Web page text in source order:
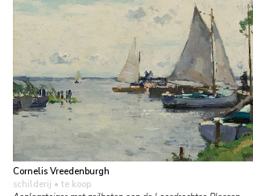
Cornelis Vreedenburgh
schilderij • te koop